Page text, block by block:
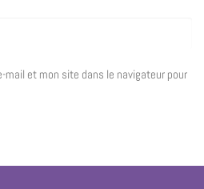
mail et mon site dans le navigateur pour